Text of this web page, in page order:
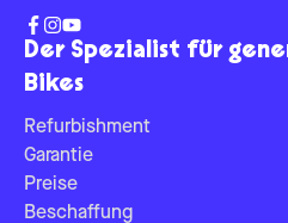
Der Spezialist für
Bikes
Refurbishment
Garantie
Preise
Beschaffung